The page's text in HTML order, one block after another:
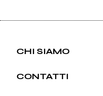
CHI SIAMO
CONTATTI